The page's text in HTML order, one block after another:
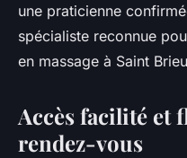
une praticienne
spécialiste reconnue
en massage à Saint
Accès facilité et
rendez-vous